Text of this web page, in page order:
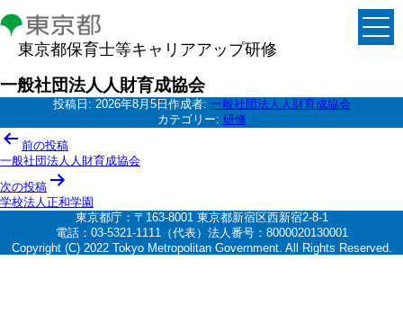
東京都保育士等キャリアアップ研修
一般社団法人人財育成協会
投稿日: 2026年8月5日 作成者: 一般社団法人人財育成協会
カテゴリー: 研修
投
稿
ナ
ビ
ー
前の投稿
一般社団法人人財育成協会
次の投稿
学校法人正和学園
東京都庁：〒163-8001 東京都新宿区西新宿2-8-1
電話：03-5321-1111（代表）法人番号：8000020130001
Copyright (C) 2022 Tokyo Metropolitan Government. All Rights Reserved.